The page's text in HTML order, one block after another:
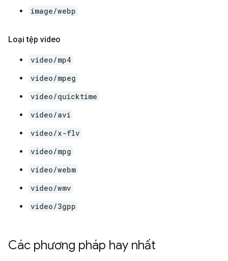
image/webp
Loại tệp video
video/mp4
video/mpeg
video/quicktime
video/avi
video/x-flv
video/mpg
video/webm
video/wmv
video/3gpp
Các phương pháp hay nhất